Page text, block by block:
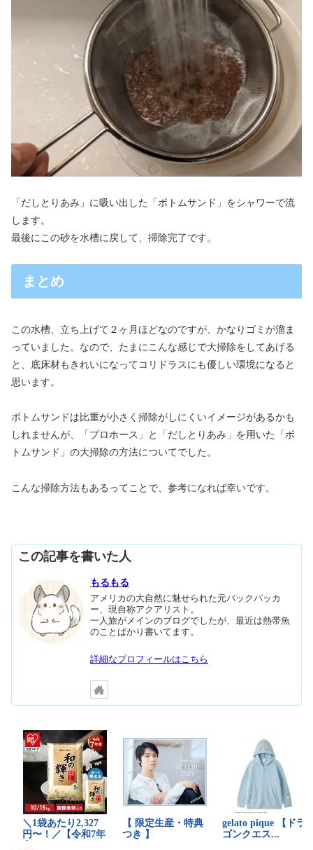
「だしとりあみ」に吸い出した「ボトムサンド」をシャワーで流
します。
最後にこの砂を水槽に戻して、掃除完了です。
まとめ
この水槽、立ち上げて２ヶ月ほどなのですが、かなりゴミが溜ま
っていました。なので、たまにこんな感じで大掃除をしてあげる
と、底床材もきれいになってコリドラスにも優しい環境になると
思います。
ボトムサンドは比重が小さく掃除がしにくいイメージがあるかも
しれませんが、「プロホース」と「だしとりあみ」を用いた「ボ
トムサンド」の大掃除の方法についてでした。
こんな掃除方法もあるってことで、参考になれば幸いです。
この記事を書いた人
もるもる
アメリカの大自然に魅せられた元バックパッカ
ー、現自称アクアリスト。
一人旅がメインのブログでしたが、最近は熱帯魚
のことばかり書いてます。
詳細なプロフィールはこちら